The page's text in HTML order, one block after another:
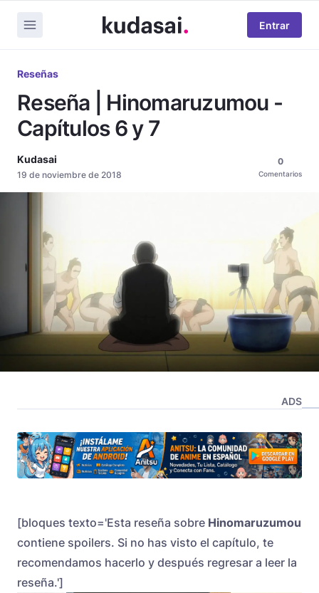
Entrar
Reseñas
Reseña | Hinomaruzumou -
Capítulos 6 y 7
Kudasai
19 de noviembre de 2018
0
Comentarios
ADS
[bloques texto='Esta reseña sobre Hinomaruzumou
contiene spoilers. Si no has visto el capítulo, te
recomendamos hacerlo y después regresar a leer la
reseña.']